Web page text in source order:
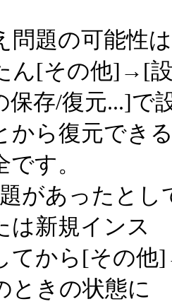
問題の可能性
ん[その他]→[
保存/復元...]で
から復元でき
す。
があったと
は新規インス
てから[その
ときの状態に